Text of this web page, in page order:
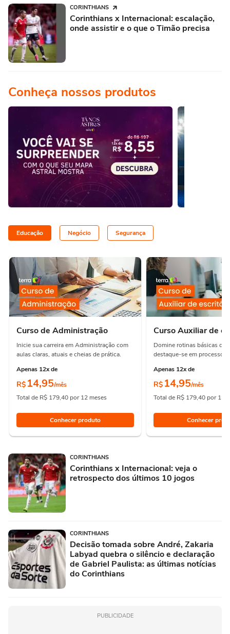
CORINTHIANS
Corinthians x Internacional: escalação,
onde assistir e o que o Timão precisa
Conheça nossos produtos
Educação Negócio Segurança
Curso de Administração
Inicie sua carreira em Administração com
aulas claras, atuais e cheias de prática.
Apenas 12x de
R$ 14,95/mês
Total de R$ 179,40 por 12 meses
Conhecer produto
Curso Auxiliar de
Domine rotinas básicas de
destaque-se em processos
Apenas 12x de
R$ 14,95/mês
Total de R$ 179,40 por 12
Conhecer
CORINTHIANS
Corinthians x Internacional: veja o
retrospecto dos últimos 10 jogos
CORINTHIANS
Decisão tomada sobre André, Zakaria
Labyad quebra o silêncio e declaração
de Gabriel Paulista: as últimas notícias
do Corinthians
PUBLICIDADE